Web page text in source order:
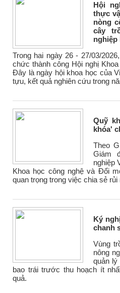
Hội
thực
nòng
cây
nghiệp
Trong hai ngày 26 - 27/03/
chức thành công Hội nghị
Đây là ngày hội khoa học của
tựu, kết quả nghiên cứu trong
Quỹ
khóa'
Theo
Giám
nghiệp
Khoa học công nghệ và Đổi
quan trọng trong việc chia sẻ
Ký
chanh
Vùng
nông
quản lý
bao trái trước thu hoạch ít
quả.